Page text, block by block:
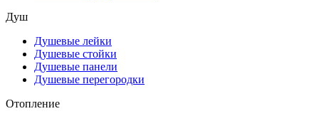
Душ
Душевые лейки
Душевые стойки
Душевые панели
Душевые перегородки
Отопление